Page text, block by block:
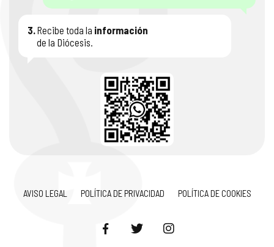
3.Recibe toda la información
de la Diócesis.
AVISO LEGAL POLÍTICA DE PRIVACIDAD POLÍTICA DE COOKIES